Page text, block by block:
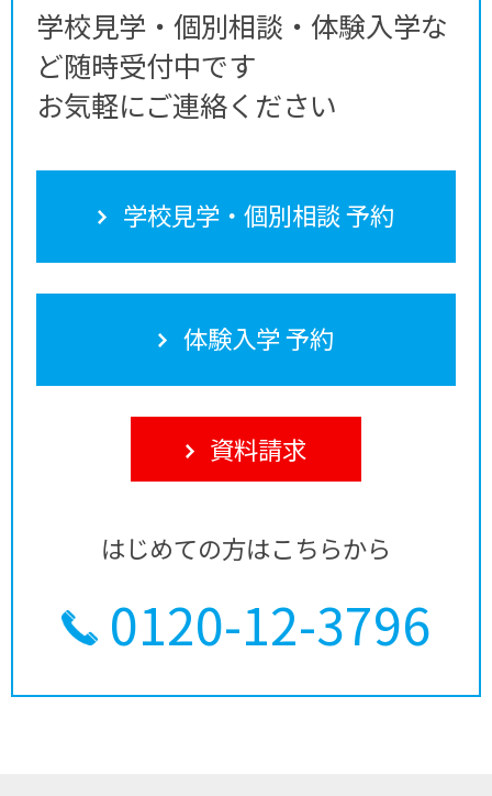
学校見学・個別相談・体験入学な
ど随時受付中です
お気軽にご連絡ください
学校見学・個別相談 予約
体験入学 予約
資料請求
はじめての方はこちらから
0120-12-3796